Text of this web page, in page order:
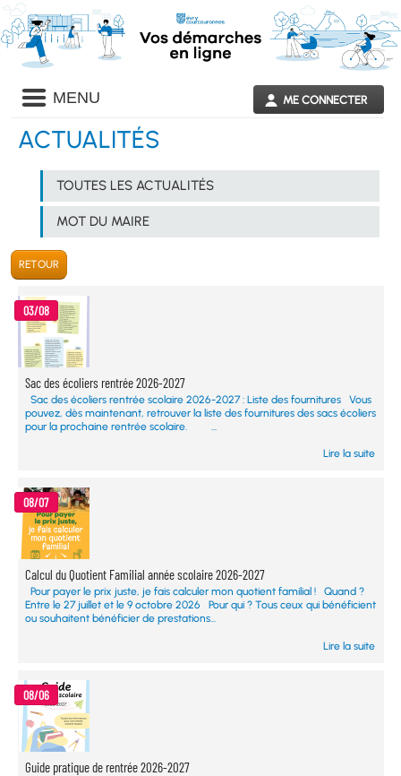
Liste
des
MENU ME CONNECTER
ACTUALITÉS
catégories
TOUTES LES ACTUALITÉS
MOT DU MAIRE
03/08
Sac des écoliers rentrée 2026-2027
Sac des écoliers rentrée scolaire 2026-2027 : Liste des fournitures Vous
pouvez, dès maintenant, retrouver la liste des fournitures des sacs écoliers
pour la prochaine rentrée scolaire. ...
Lire la suite
08/07
Calcul du Quotient Familial année scolaire 2026-2027
Pour payer le prix juste, je fais calculer mon quotient familial ! Quand ?
Entre le 27 juillet et le 9 octobre 2026 Pour qui ? Tous ceux qui bénéficient
ou souhaitent bénéficier de prestations...
Lire la suite
08/06
Guide pratique de rentrée 2026-2027